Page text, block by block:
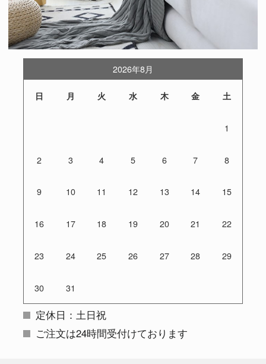
2026年8月
日 月 火 水 木 金 土
1
2 3 4 5 6 7 8
9 10 11 12 13 14 15
16 17 18 19 20 21 22
23 24 25 26 27 28 29
30 31
定休日：土日祝
ご注文は24時間受付けております